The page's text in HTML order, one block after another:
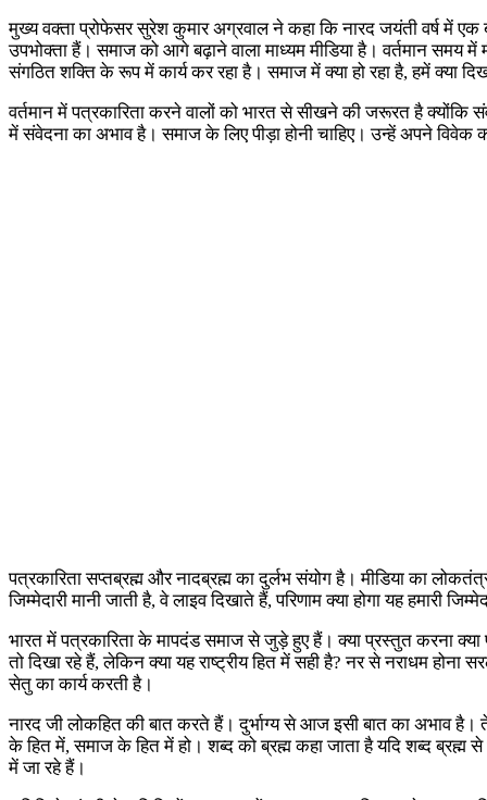
मुख्य वक्ता प्रोफेसर सुरेश कुमार अग्रवाल ने कहा कि नारद जयंती वर्ष में एक
उपभोक्ता हैं। समाज को आगे बढ़ाने वाला माध्यम मीडिया है। वर्तमान समय
संगठित शक्ति के रूप में कार्य कर रहा है। समाज में क्या हो रहा है, हमें क्या
वर्तमान में पत्रकारिता करने वालों को भारत से सीखने की जरूरत है क्योंकि
में संवेदना का अभाव है। समाज के लिए पीड़ा होनी चाहिए। उन्हें अपने विवेक
पत्रकारिता सप्तब्रह्म और नादब्रह्म का दुर्लभ संयोग है। मीडिया का
जिम्मेदारी मानी जाती है, वे लाइव दिखाते हैं, परिणाम क्या होगा यह
भारत में पत्रकारिता के मापदंड समाज से जुड़े हुए हैं। क्या प्रस्तुत करना
तो दिखा रहे हैं, लेकिन क्या यह राष्ट्रीय हित में सही है? नर से नराधम
सेतु का कार्य करती है।
नारद जी लोकहित की बात करते हैं। दुर्भाग्य से आज इसी बात का अभाव है।
के हित में, समाज के हित में हो। शब्द को ब्रह्म कहा जाता है यदि शब्द ब्रह्म
में जा रहे हैं।